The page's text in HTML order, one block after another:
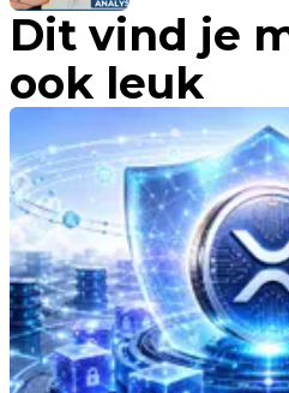
Dit vind je
ook leuk